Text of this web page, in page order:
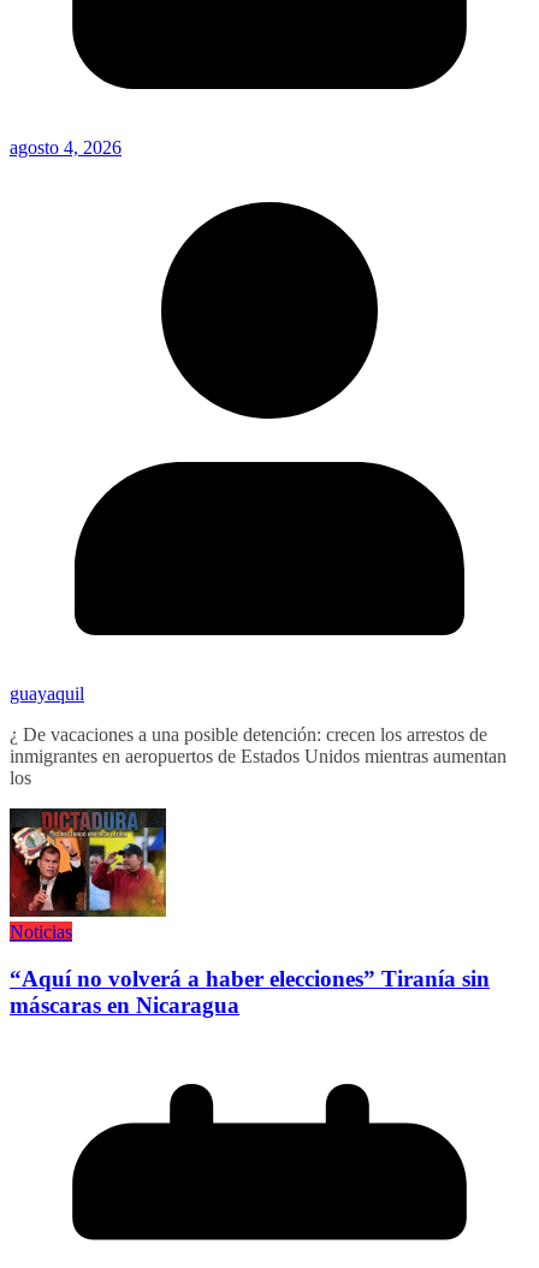
agosto 4, 2026
guayaquil
¿ De vacaciones a una posible detención: crecen los arrestos de
inmigrantes en aeropuertos de Estados Unidos mientras aumentan
los
Noticias
“Aquí no volverá a haber elecciones” Tiranía sin
máscaras en Nicaragua